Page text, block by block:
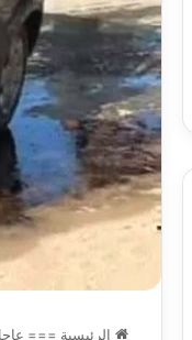
الرئيسية ===
قرعة الدور
وكأس